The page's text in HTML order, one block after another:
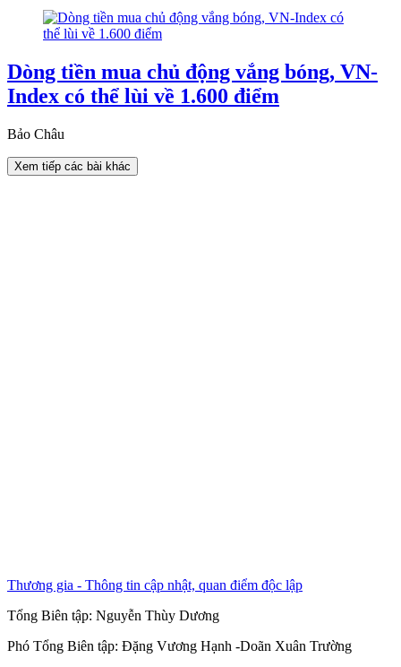
Dòng tiền mua chủ động vắng bóng, VN-
Index có thể lùi về 1.600 điểm
Bảo Châu
Xem tiếp các bài khác
Thương gia - Thông tin cập nhật, quan điểm độc lập
Tổng Biên tập: Nguyễn Thùy Dương
Phó Tổng Biên tập: Đặng Vương Hạnh -Doãn Xuân Trường